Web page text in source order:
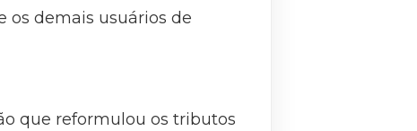
os demais usuários de
que reformulou os tributos